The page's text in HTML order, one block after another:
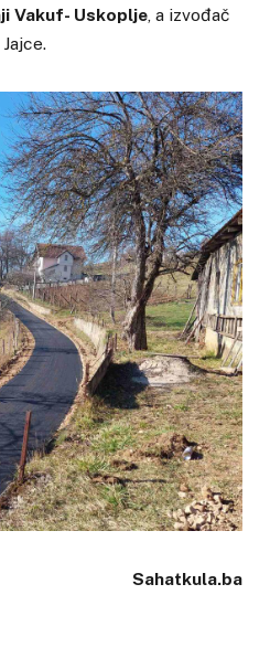
Vakuf- Uskoplje, a izvođač
Sahatkula.ba